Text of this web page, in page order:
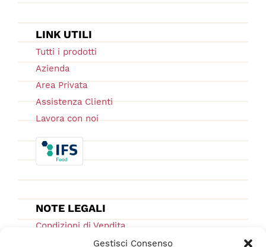
Gestisci Consenso
LINK UTILI
Tutti i prodotti
Azienda
Area Privata
Assistenza Clienti
Lavora con noi
NOTE LEGALI
Condizioni di Vendita
Ordini e Spedizioni